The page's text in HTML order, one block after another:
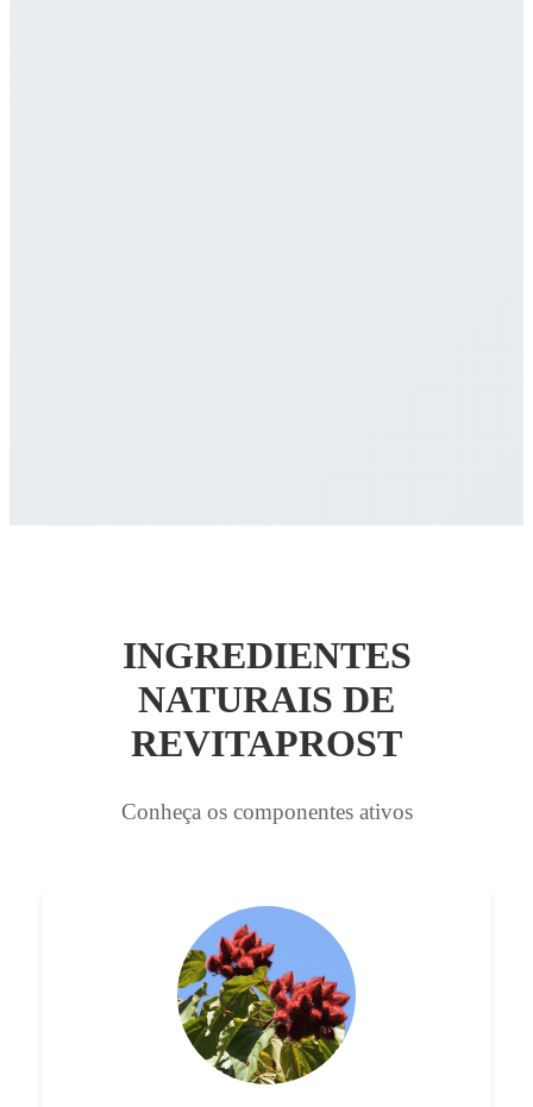
INGREDIENTES
NATURAIS DE
REVITAPROST
Conheça os componentes ativos